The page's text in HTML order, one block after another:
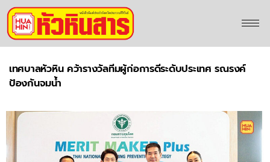
เทศบาลหัวหิน คว้ารางวัลทีมผู้ก่อการดีระดับประเทศ รณรงค์
ป้องกันจมน้ำ